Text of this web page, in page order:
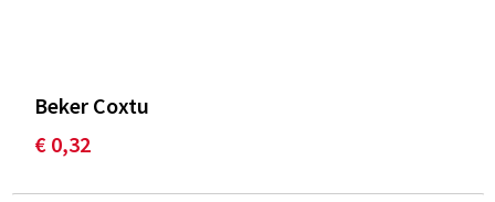
Beker Coxtu
€ 0,32